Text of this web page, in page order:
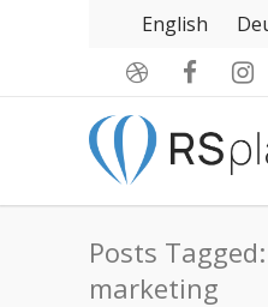
English
Posts
marketing